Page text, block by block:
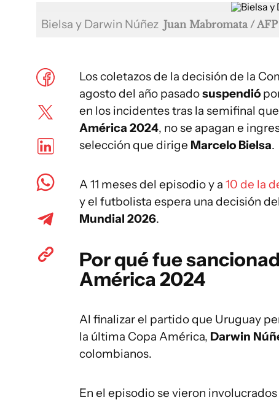
Bielsa y Darwin Núñez Juan Mabromata / AFP
Los coletazos de la decisión de la
agosto del año pasadosuspendió
en los incidentes tras la semifinal que
América 2024, no se apagan e
selección que dirige Marcelo Bielsa.
A 11 meses del episodio y a 10 de la
y el futbolista espera una decisión
Mundial 2026.
Por qué fue
América 2024
Al finalizar el partido que Uruguay
la última Copa América, Darwin
colombianos.
En el episodio se vieron